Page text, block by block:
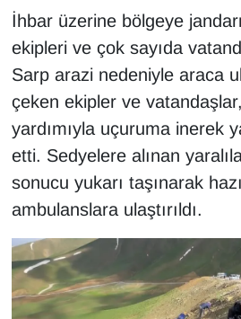
İhbar üzerine bölgeye
ekipleri ve çok sayıda
Sarp arazi nedeniyle araca
çeken ekipler ve
yardımıyla uçuruma inerek
etti. Sedyelere alınan
sonucu yukarı taşınarak
ambulanslara ulaştırıldı.
POLİTİKA
Resmi İlanlar
RÖPORTAJ
SAĞLIK
Seri İlan
Sinema - TV
SİYASET